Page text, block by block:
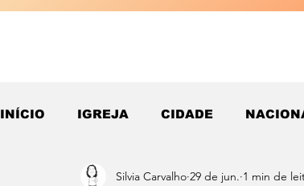
INÍCIO IGREJA CIDADE
ESPORTE Silvia Carvalho 29 de jun. 1 min de